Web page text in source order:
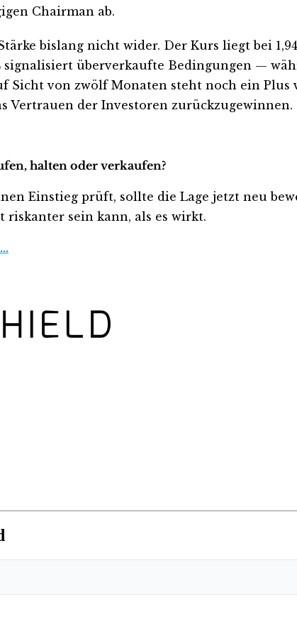
Chairman ab.
bislang nicht wider. Der Kurs liegt bei
signalisiert überverkaufte Bedingungen —
von zwölf Monaten steht noch ein Plus
Vertrauen der Investoren zurückzugewinnen.
halten oder verkaufen?
Einstieg prüft, sollte die Lage jetzt neu
riskanter sein kann, als es wirkt.